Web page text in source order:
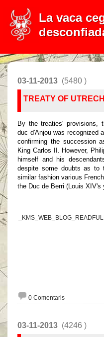
La vaca
03-11-2013 (5480 )
TREATY OF
By the treaties' provisions,
duc d'Anjou was recognized
confirming the succession
King Carlos II. However,
himself and his
despite some doubts as
similar fashion various
the Duc de Berri (Louis XIV's
0 Comentaris
03-11-2013 (4246 )